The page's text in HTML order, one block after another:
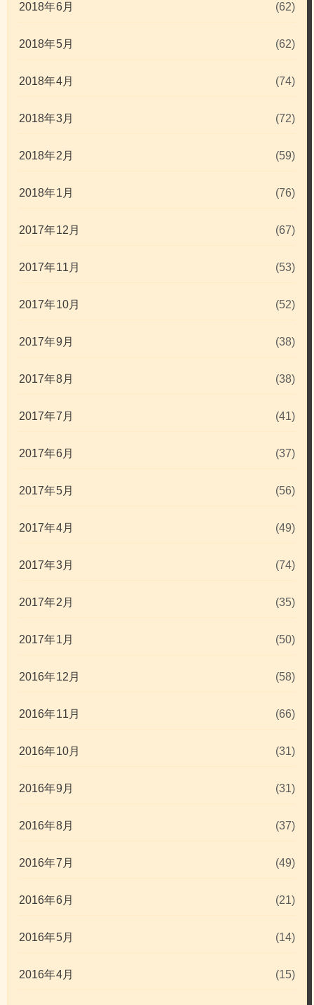
2018年6月 (62)
2018年5月 (62)
2018年4月 (74)
2018年3月 (72)
2018年2月 (59)
2018年1月 (76)
2017年12月 (67)
2017年11月 (53)
2017年10月 (52)
2017年9月 (38)
2017年8月 (38)
2017年7月 (41)
2017年6月 (37)
2017年5月 (56)
2017年4月 (49)
2017年3月 (74)
2017年2月 (35)
2017年1月 (50)
2016年12月 (58)
2016年11月 (66)
2016年10月 (31)
2016年9月 (31)
2016年8月 (37)
2016年7月 (49)
2016年6月 (21)
2016年5月 (14)
2016年4月 (15)